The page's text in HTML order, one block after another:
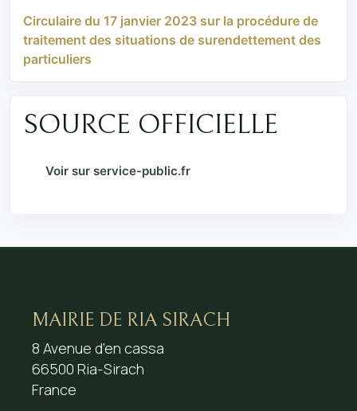
Circulaire du 17 janvier 2023 sur la procédure de
traitement des situations de surendettement des
particuliers
SOURCE OFFICIELLE
Voir sur service-public.fr
MAIRIE DE RIA SIRACH
8 Avenue d’en cassa
66500 Ria-Sirach
France